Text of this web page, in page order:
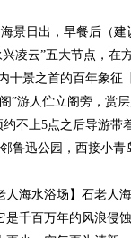
景日出，早餐后（建
兴凌云”五大节点，
十景之首的百年象征
”游人伫立阁旁，赏
不上5点之后导游
鲁迅公园，西接小
人海水浴场】石老人
是千百万年的风浪侵